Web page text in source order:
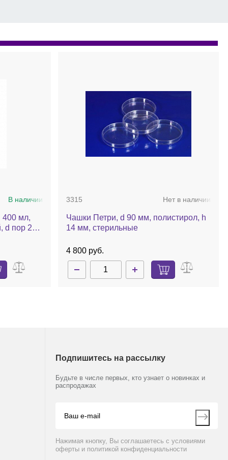
В наличии
400 мл,
d пор 280
3315 Нет в наличии
Чашки Петри, d 90 мм, полистирол, h
14 мм, стерильные
4 800 руб.
Подпишитесь на рассылку
Будьте в числе первых, кто узнает о новинках и
распродажах
Нажимая кнопку, Вы соглашаетесь с условиями
оферты и политикой конфиденциальности